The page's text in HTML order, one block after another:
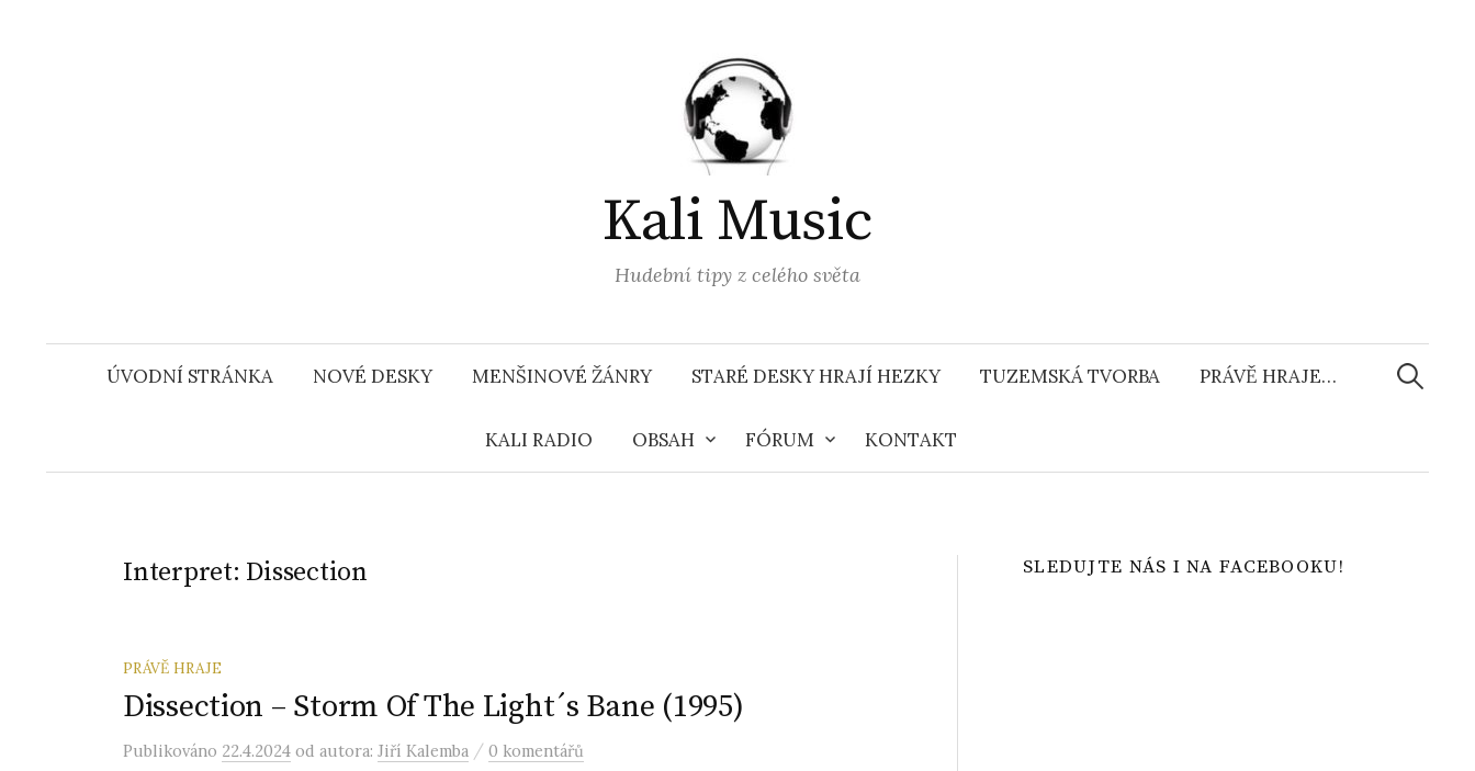
Kali Music
Hudební tipy z celého světa
ÚVODNÍ STRÁNKA NOVÉ DESKY MENŠINOVÉ ŽÁNRY STARÉ DESKY HRAJÍ HEZKY TUZEMSKÁ TVORBA PRÁVĚ HRAJE…
KALI RADIO OBSAH FÓRUM KONTAKT
Interpret: Dissection
PRÁVĚ HRAJE
Dissection – Storm Of The Light´s Bane (1995)
Publikováno 22.4.2024 od autora: Jiří Kalemba / 0 komentářů
SLEDUJTE NÁS I NA FACEBOOKU!